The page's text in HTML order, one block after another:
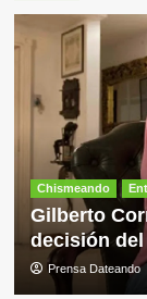
Chismeando
Gilberto
decisión
Prensa Dateando